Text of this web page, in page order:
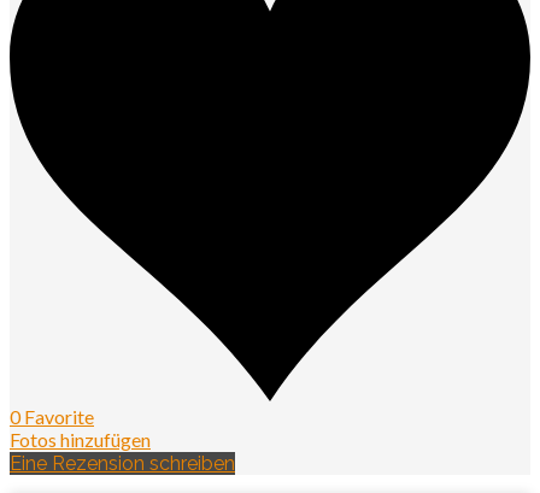
0 Favorite
Fotos hinzufügen
Eine Rezension schreiben